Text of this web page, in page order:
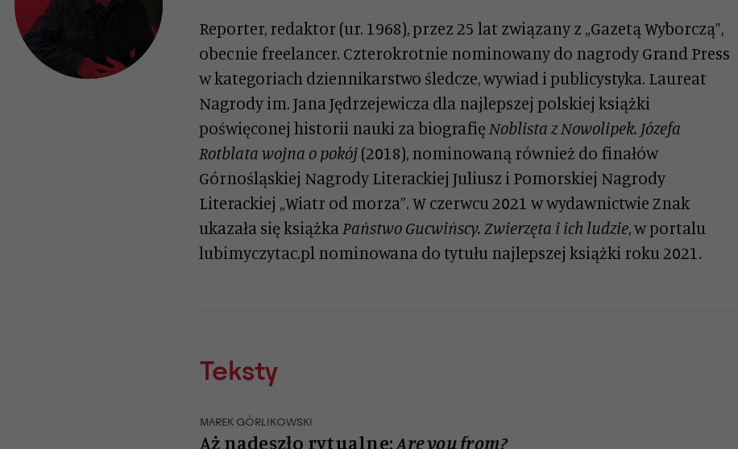
Reporter, redaktor (ur. 1968), przez 25 lat związany z „Gazetą Wyborczą”,
obecnie freelancer. Czterokrotnie nominowany do nagrody Grand Press
w kategoriach dziennikarstwo śledcze, wywiad i publicystyka. Laureat
Nagrody im. Jana Jędrzejewicza dla najlepszej polskiej książki
poświęconej historii nauki za biografięNoblista z Nowolipek. Józefa
Rotblata wojna o pokój(2018), nominowaną również do finałów
Górnośląskiej Nagrody Literackiej Juliusz i Pomorskiej Nagrody
Literackiej „Wiatr od morza”. W czerwcu 2021 w wydawnictwie Znak
ukazała się książka Państwo Gucwińscy. Zwierzęta i ich ludzie, w portalu
lubimyczytac.pl nominowana do tytułu najlepszej książki roku 2021.
Teksty
MAREK GÓRLIKOWSKI
Aż nadeszło rytualne:Are you from?